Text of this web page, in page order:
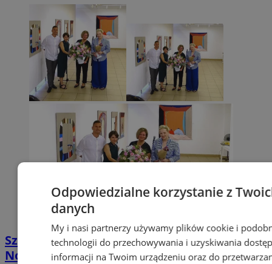
Sztuka i chwila wytchnienia od upału.
Nowa wystawa w centrum Chorzowa
Odpowiedzialne korzystanie z
danych
My i nasi partnerzy używamy plików cookie i
technologii do przechowywania i uzyskiwania
informacji na Twoim urządzeniu oraz do